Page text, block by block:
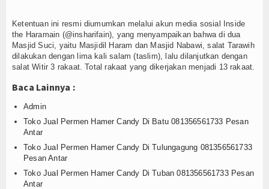
Register
Login
Ketentuan ini resmi diumumkan melalui akun media sosial Inside
the Haramain (@insharifain), yang menyampaikan bahwa di dua
Masjid Suci, yaitu Masjidil Haram dan Masjid Nabawi, salat Tarawih
dilakukan dengan lima kali salam (taslim), lalu dilanjutkan dengan
salat Witir 3 rakaat. Total rakaat yang dikerjakan menjadi 13 rakaat.
Baca Lainnya :
Admin
Toko Jual Permen Hamer Candy Di Batu 081356561733 Pesan
Antar
Toko Jual Permen Hamer Candy Di Tulungagung 081356561733
Pesan Antar
Toko Jual Permen Hamer Candy Di Tuban 081356561733 Pesan
Antar